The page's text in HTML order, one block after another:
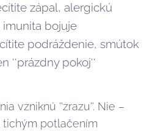
zápal, alergickú
imunita bojuje
podráždenie, smútok
''prázdny pokoj''
vzniknú ''zrazu''. Nie –
tichým potlačením